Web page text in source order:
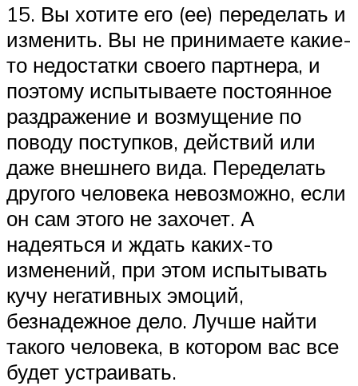
15. Вы хотите его (ее) переделать и
изменить. Вы не принимаете какие-
то недостатки своего партнера, и
поэтому испытываете постоянное
раздражение и возмущение по
поводу поступков, действий или
даже внешнего вида. Переделать
другого человека невозможно, если
он сам этого не захочет. А
надеяться и ждать каких-то
изменений, при этом испытывать
кучу негативных эмоций,
безнадежное дело. Лучше найти
такого человека, в котором вас все
будет устраивать.